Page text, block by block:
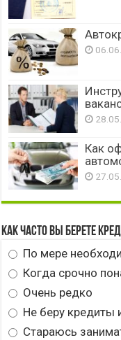
Как
Как часто вы берете
По мере
Когда срочно
Очень редко
Не беру кредиты
Стараюсь